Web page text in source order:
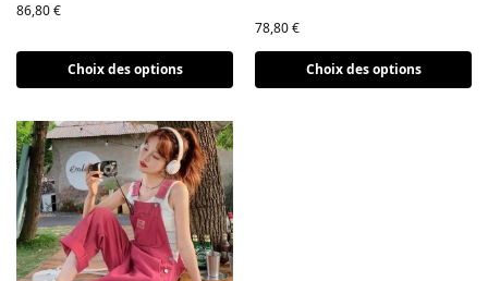
86,80€
Choix des options
78,80€
Choix des options